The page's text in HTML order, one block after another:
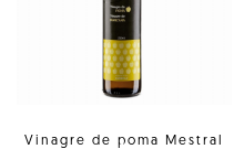
Vinagre de poma Mestral